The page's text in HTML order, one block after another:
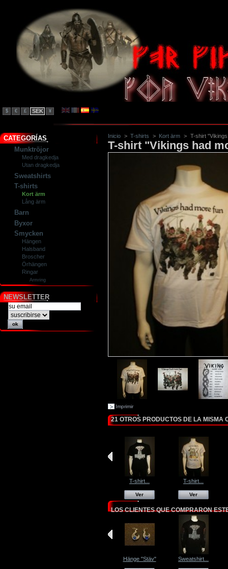
$ € £ SEK ¥
CATEGORÍAS
Munktröjor
Med dragkedja
Utan dragkedja
Sweatshirts
T-shirts
Kort ärm
Lång ärm
Barn
Byxor
Smycken
Hängen
Halsband
Broscher
Örhängen
Ringar
Armring
NEWSLETTER
Inicio > T-shirts > Kort ärm > T-shirt
T-shirt "Vikings had
Imprimir
21 OTROS PRODUCTOS DE LA MISMA
T-shirt...
Ver
T-shirt...
Ver
LOS CLIENTES QUE COMPRARON
Hänge "Stäv" Sweatshirt...